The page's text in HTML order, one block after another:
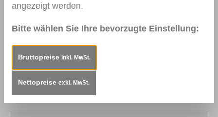
400
Beschreibung
Für die Vorbereitung von Holz-
angezeigt werden.
Bitte wählen Sie Ihre bevorzugte Einstellung:
Bruttopreise inkl. MwSt.
Nettopreise exkl. MwSt.